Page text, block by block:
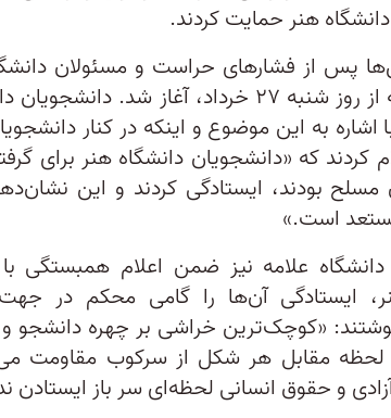
هنر حمایت کردند.
پس از فشارهای حراست و مسئولان
شدن مقنعه از روز شنبه ۲۷ خرداد، آغاز
اشاره به این موضوع و اینکه در کنار
کردند که «دانشجویان دانشگاه هنر برای
مسلح بودند، ایستادگی کردند و این
است.»
علامه نیز ضمن اعلام همبستگی با
ایستادگی آن‌ها را گامی محکم در
«کوچک‌ترین خراشی بر چهره‌ دانشجو و
لحظه مقابل هر شکل از سرکوب مقاومت
آزادی و حقوق انسانی لحظه‌ای سر باز ایستادن